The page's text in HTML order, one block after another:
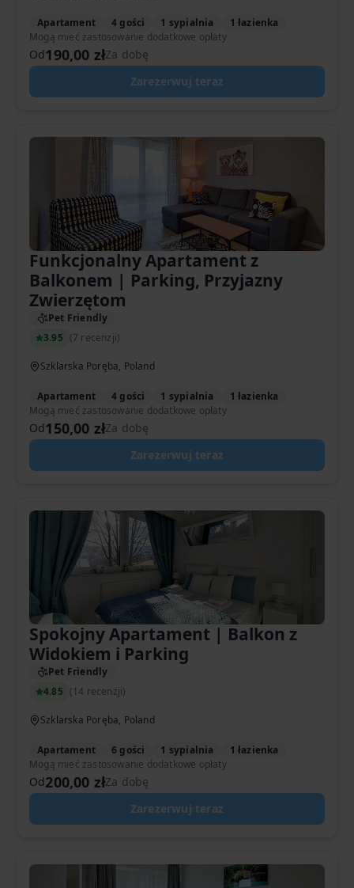
Apartament 4 gości 1 sypialnia 1 łazienka
Od190,00 złZa dobę
Zarezerwuj teraz
Mogą mieć zastosowanie dodatkowe opłaty
Funkcjonalny Apartament z
Balkonem | Parking, Przyjazny
Zwierzętom
Pet Friendly
3.95 (7 recenzji)
Szklarska Poręba, Poland
Apartament 4 gości 1 sypialnia 1 łazienka
Od150,00 złZa dobę
Zarezerwuj teraz
Mogą mieć zastosowanie dodatkowe opłaty
Spokojny Apartament | Balkon z
Widokiem i Parking
Pet Friendly
4.85 (14 recenzji)
Szklarska Poręba, Poland
Apartament 6 gości 1 sypialnia 1 łazienka
Od200,00 złZa dobę
Zarezerwuj teraz
Mogą mieć zastosowanie dodatkowe opłaty